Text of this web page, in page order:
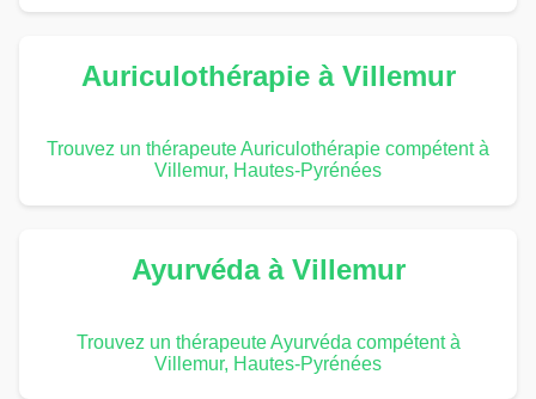
Auriculothérapie à Villemur
Trouvez un thérapeute Auriculothérapie compétent à
Villemur, Hautes-Pyrénées
Ayurvéda à Villemur
Trouvez un thérapeute Ayurvéda compétent à
Villemur, Hautes-Pyrénées